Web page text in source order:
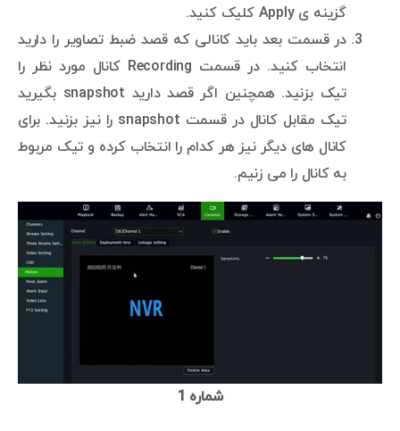
گزینه ی Apply کلیک کنید.
در قسمت بعد باید کانالی که قصد ضبط تصاویر را دارید
انتخاب کنید. در قسمت Recording کانال مورد نظر را
تیک بزنید. همچنین اگر قصد دارید snapshot بگیرید
تیک مقابل کانال در قسمت snapshot را نیز بزنید. برای
کانال های دیگر نیز هر کدام را انتخاب کرده و تیک مربوط
به کانال را می زنیم.
شماره 1